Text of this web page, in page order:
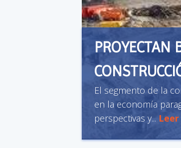
PROYECTAN
El segmento de la
en la economía
perspectivas y...